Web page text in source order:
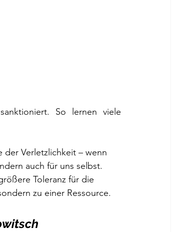
So lernen viele
der Verletzlichkeit – wenn
auch für uns selbst.
Toleranz für die
zu einer Ressource.